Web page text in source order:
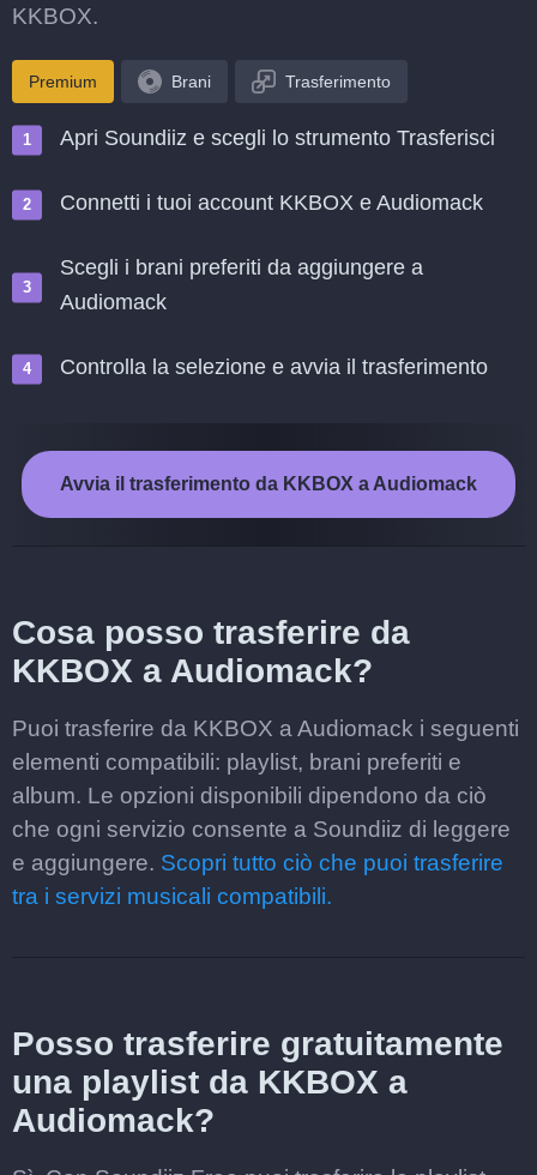
KKBOX.
Premium Brani Trasferimento
Apri Soundiiz e scegli lo strumento Trasferisci
Connetti i tuoi account KKBOX e Audiomack
Scegli i brani preferiti da aggiungere a
Audiomack
Controlla la selezione e avvia il trasferimento
Avvia il trasferimento da KKBOX a Audiomack
Cosa posso trasferire da
KKBOX a Audiomack?
Puoi trasferire da KKBOX a Audiomack i seguenti
elementi compatibili: playlist, brani preferiti e
album. Le opzioni disponibili dipendono da ciò
che ogni servizio consente a Soundiiz di leggere
e aggiungere. Scopri tutto ciò che puoi trasferire
tra i servizi musicali compatibili.
Posso trasferire gratuitamente
una playlist da KKBOX a
Audiomack?